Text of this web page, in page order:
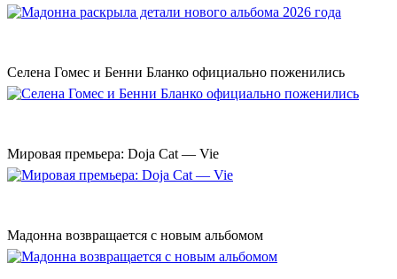
Селена Гомес и Бенни Бланко официально поженились
Мировая премьера: Doja Cat — Vie
Мадонна возвращается с новым альбомом